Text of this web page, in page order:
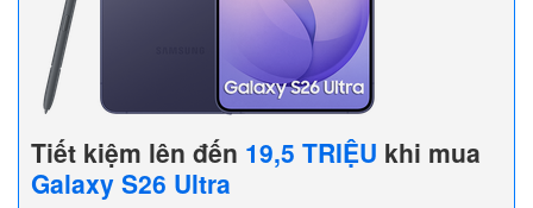
Tiết kiệm lên đến 19,5 TRIỆU khi mua
Galaxy S26 Ultra